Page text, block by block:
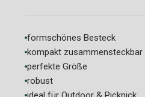
formschönes Besteck
kompakt zusammensteckbar
perfekte Größe
robust